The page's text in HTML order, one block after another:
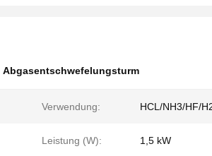
Abgasentschwefelungsturm
Verwendung: HCL/NH3/HF/
Leistung (W): 1,5 kW